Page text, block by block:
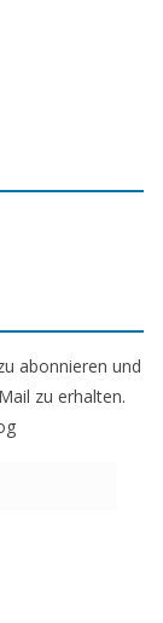
abonnieren und
zu erhalten.